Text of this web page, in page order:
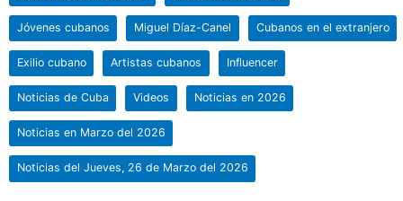
Jóvenes cubanos Miguel Díaz-Canel Cubanos en el extranjero
Exilio cubano Artistas cubanos Influencer
Noticias de Cuba Videos Noticias en 2026
Noticias en Marzo del 2026
Noticias del Jueves, 26 de Marzo del 2026